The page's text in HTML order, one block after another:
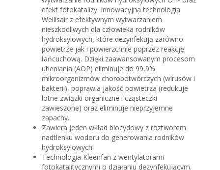
efekt fotokatalizy. Innowacyjna technologia
Wellisair z efektywnym wytwarzaniem
nieszkodliwych dla człowieka rodników
hydroksylowych, które dezynfekują zarówno
powietrze jak i powierzchnie poprzez reakcję
łańcuchową. Dzięki zaawansowanym procesom
utleniania (AOP) eliminuje do 99,9%
mikroorganizmów chorobotwórczych (wirusów i
bakterii), poprawia jakość powietrza (redukuje
lotne związki organiczne i cząsteczki
zawieszone) oraz eliminuje nieprzyjemne
zapachy.
Zawiera jeden wkład biocydowy z roztworem
nadtlenku wodoru do generowania rodników
hydroksylowych.
Technologia Kleenfan z wentylatorami
fotokatalitycznymi o działaniu dezynfekującym.